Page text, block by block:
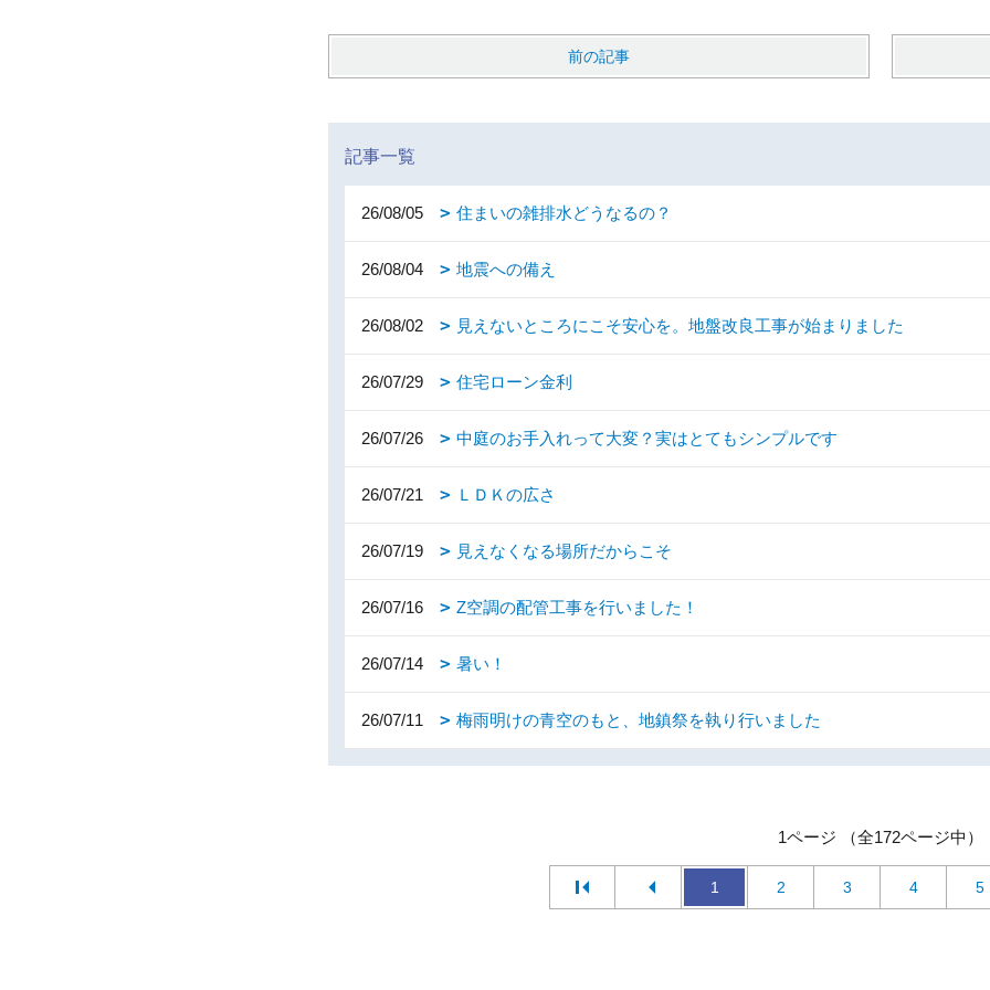
前の記事
記事一覧
26/08/05 住まいの雑排水どうなるの？
26/08/04 地震への備え
26/08/02 見えないところにこそ安心を。地盤改良工事が始まりました
26/07/29 住宅ローン金利
26/07/26 中庭のお手入れって大変？実はとてもシンプルです
26/07/21 ＬＤＫの広さ
26/07/19 見えなくなる場所だからこそ
26/07/16 Z空調の配管工事を行いました！
26/07/14 暑い！
26/07/11 梅雨明けの青空のもと、地鎮祭を執り行いました
1ページ （全172ページ中）
1 2 3 4 5